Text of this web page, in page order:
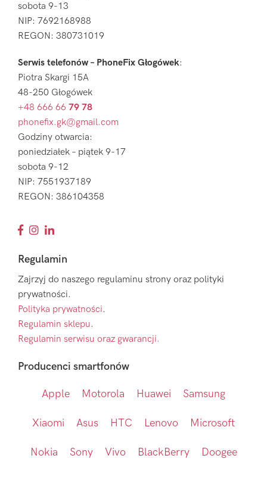
sobota 9-13
NIP: 7692168988
REGON: 380731019
Serwis telefonów – PhoneFix Głogówek:
Piotra Skargi 15A
48-250 Głogówek
+48 666 66 79 78
phonefix.gk@gmail.com
Godziny otwarcia:
poniedziałek – piątek 9-17
sobota 9-12
NIP: 7551937189
REGON: 386104358
Regulamin
Zajrzyj do naszego regulaminu strony oraz polityki
prywatności.
Polityka prywatności.
Regulamin sklepu.
Regulamin serwisu oraz gwarancji.
Producenci smartfonów
Apple Motorola Huawei Samsung
Xiaomi Asus HTC Lenovo Microsoft
Nokia Sony Vivo BlackBerry Doogee